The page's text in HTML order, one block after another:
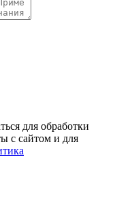
для обработки
с сайтом и для